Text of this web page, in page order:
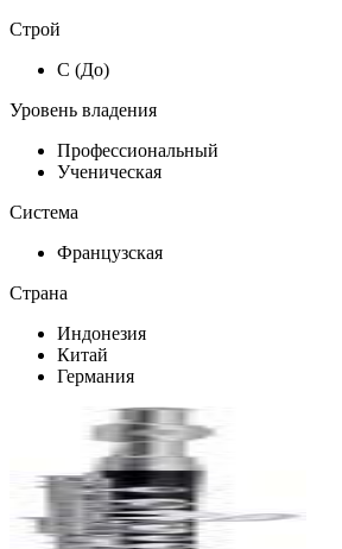
Строй
C (До)
Уровень владения
Профессиональный
Ученическая
Система
Французская
Страна
Индонезия
Китай
Германия